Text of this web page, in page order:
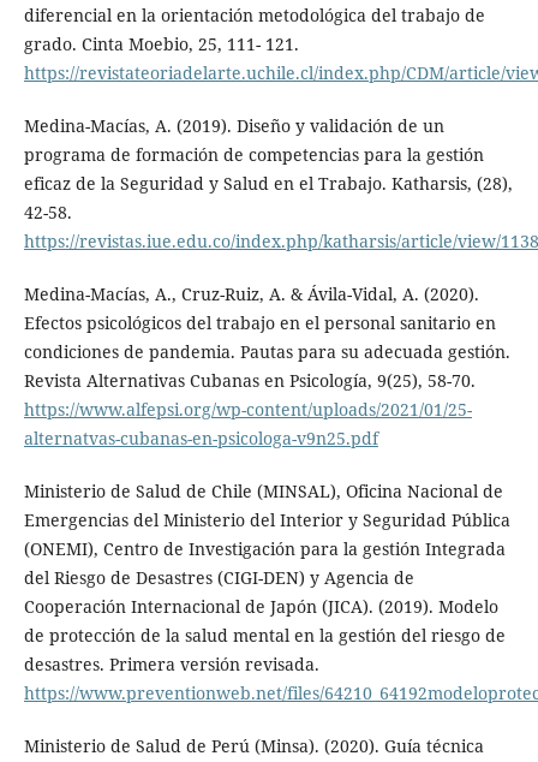
diferencial en la orientación metodológica del trabajo de
grado. Cinta Moebio, 25, 111- 121.
https://revistateoriadelarte.uchile.cl/index.php/CDM/article/
Medina-Macías, A. (2019). Diseño y validación de un
programa de formación de competencias para la gestión
eficaz de la Seguridad y Salud en el Trabajo. Katharsis, (28),
42-58.
https://revistas.iue.edu.co/index.php/katharsis/article/view/1138
Medina-Macías, A., Cruz-Ruiz, A. & Ávila-Vidal, A. (2020).
Efectos psicológicos del trabajo en el personal sanitario en
condiciones de pandemia. Pautas para su adecuada gestión.
Revista Alternativas Cubanas en Psicología, 9(25), 58-70.
https://www.alfepsi.org/wp-content/uploads/2021/01/25-
alternatvas-cubanas-en-psicologa-v9n25.pdf
Ministerio de Salud de Chile (MINSAL), Oficina Nacional de
Emergencias del Ministerio del Interior y Seguridad Pública
(ONEMI), Centro de Investigación para la gestión Integrada
del Riesgo de Desastres (CIGI-DEN) y Agencia de
Cooperación Internacional de Japón (JICA). (2019). Modelo
de protección de la salud mental en la gestión del riesgo de
desastres. Primera versión revisada.
https://www.preventionweb.net/files/
Ministerio de Salud de Perú (Minsa). (2020). Guía técnica